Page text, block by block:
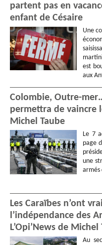
partent pas en
enfant de Césaire
Une
est
aux
Colombie, Outre-
permettra de vaincre
Michel Taube
Le 7
page
une
armés
Les Caraïbes n’ont
l’indépendance des
L’Opi’News de Michel
Au